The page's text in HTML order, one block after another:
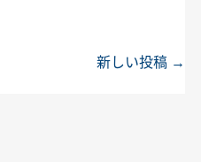
新しい投稿 →